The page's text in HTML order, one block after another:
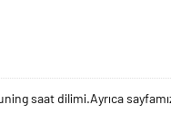
saat dilimi.Ayrıca